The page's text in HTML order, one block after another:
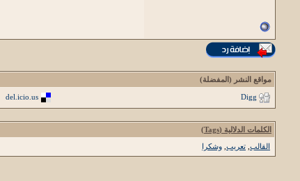
مواقع النشر (المفضلة)
Digg
del.icio.us
الكلمات الدلالية (Tags)
القالب تعريب وشكرا